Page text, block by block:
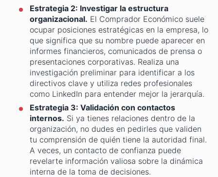
Estrategia 2: Investigar la estructura
organizacional. El Comprador Económico suele
ocupar posiciones estratégicas en la empresa, lo
que significa que su nombre puede aparecer en
informes financieros, comunicados de prensa o
presentaciones corporativas. Realiza una
investigación preliminar para identificar a los
directivos clave y utiliza redes profesionales
como LinkedIn para entender mejor la jerarquía.
Estrategia 3: Validación con contactos
internos. Si ya tienes relaciones dentro de la
organización, no dudes en pedirles que validen
tu comprensión de quién tiene la autoridad final.
A veces, un contacto de confianza puede
revelarte información valiosa sobre la dinámica
interna de la toma de decisiones.